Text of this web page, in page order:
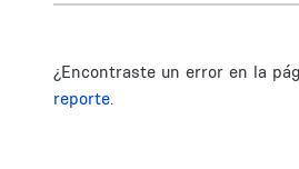
¿Encontraste un error en la
reporte.